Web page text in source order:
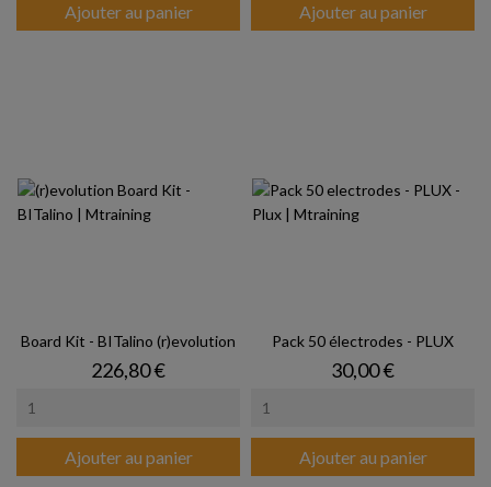
Ajouter au panier Ajouter au panier
Board Kit - BITalino (r)evolution
Prix
226,80 €
Ajouter au panier
Pack 50 électrodes - PLUX
Prix
30,00 €
Ajouter au panier